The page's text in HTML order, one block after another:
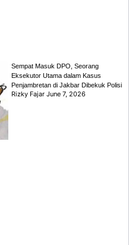
Sempat Masuk DPO, Seorang
Eksekutor Utama dalam Kasus
Penjambretan di Jakbar Dibekuk Polisi
Rizky FajarJune 7, 2026